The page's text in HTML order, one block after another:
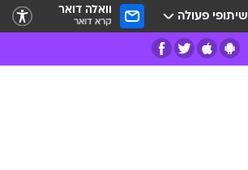
שיתופי פעולה וואלה דואר
קרא דואר